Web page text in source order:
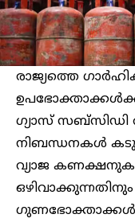
രാജ്യത്തെ
ഗ്യാസ്
നിബന്ധനകൾ
വ്യാജ